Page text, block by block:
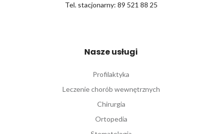
Tel. stacjonarny: 89 521 88 25
Nasze usługi
Profilaktyka
Leczenie chorób wewnętrznych
Chirurgia
Ortopedia